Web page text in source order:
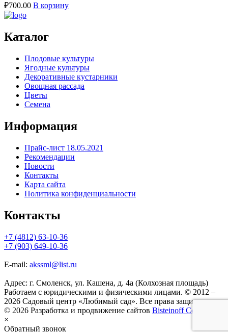
₽700.00 В корзину
Каталог
Плодовые культуры
Ягодные культуры
Декоративные кустарники
Овощная рассада
Цветы
Семена
Информация
Прайс-лист 18.05.2021
Рекомендации
Новости
Контакты
Карта сайта
Политика конфиденциальности
Контакты
+7 (4812) 63-10-36
+7 (903) 649-10-36
E-mail: akssml@list.ru
Адрес: г. Смоленск, ул. Кашена, д. 4а (Колхозная площадь)
Работаем с юридическими и физическими лицами. © 2012 –
2026 Садовый центр «Любимый сад». Все права защищены.
© 2026 Разработка и продвижение сайтов Bisteinoff Co.
×
Обратный звонок